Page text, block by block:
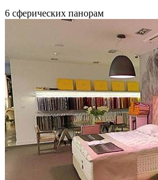
6 сферических панорам